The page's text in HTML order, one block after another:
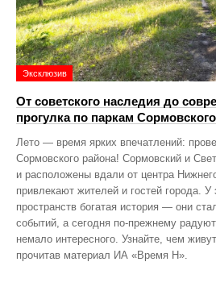
Эксклюзив
От советского наследия до
прогулка по паркам
Лето — время ярких впечатлений:
Сормовского района! Сормовский и
и расположены вдали от центра
привлекают жителей и гостей города.
пространств богатая история — они
событий, а сегодня по‑прежнему
немало интересного. Узнайте, чем
прочитав материал ИА «Время Н».